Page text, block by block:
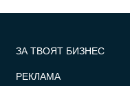
ЗА ТВОЯТ БИЗНЕС
РЕКЛАМА